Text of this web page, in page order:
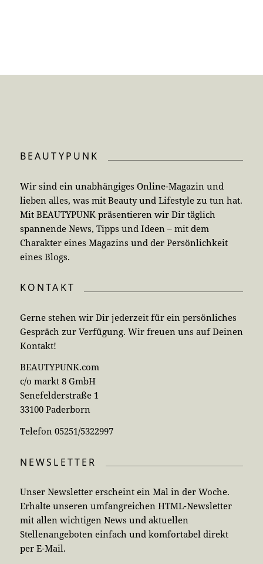
BEAUTYPUNK
Wir sind ein unabhängiges Online-Magazin und
lieben alles, was mit Beauty und Lifestyle zu tun hat.
Mit BEAUTYPUNK präsentieren wir Dir täglich
spannende News, Tipps und Ideen – mit dem
Charakter eines Magazins und der Persönlichkeit
eines Blogs.
KONTAKT
Gerne stehen wir Dir jederzeit für ein persönliches
Gespräch zur Verfügung. Wir freuen uns auf Deinen
Kontakt!
BEAUTYPUNK.com
c/o markt 8 GmbH
Senefelderstraße 1
33100 Paderborn
Telefon 05251/5322997
NEWSLETTER
Unser Newsletter erscheint ein Mal in der Woche.
Erhalte unseren umfangreichen HTML-Newsletter
mit allen wichtigen News und aktuellen
Stellenangeboten einfach und komfortabel direkt
per E-Mail.